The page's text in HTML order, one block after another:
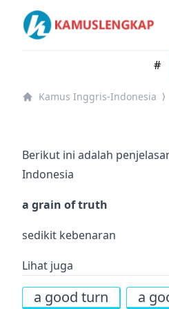
Kamus Lengkap Inggris-
#
Kamus Inggris-Indonesia ⟩
Berikut ini adalah
Indonesia
a grain of truth
sedikit kebenaran
Lihat juga
a good turn a